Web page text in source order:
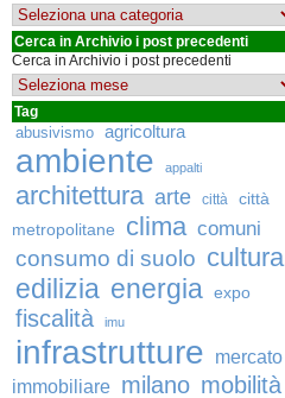
Cerca in Archivio i post precedenti
Cerca in Archivio i post precedenti
Tag
abusivismo agricoltura
ambiente appalti
architettura arte città
città
metropolitane
clima comuni
consumo di suolo cultura
edilizia energia expo
fiscalità imu
infrastrutture
mercato
immobiliare milano mobilità